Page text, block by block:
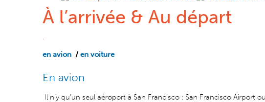
À l’arrivée & Au départ
.
en avion /en voiture
En avion
Il n’y qu’un seul aéroport à San Francisco : San Francisco Airport